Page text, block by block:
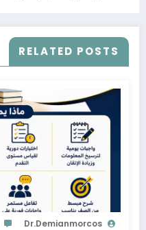
RELATED POSTS
Dr.demianmorcos